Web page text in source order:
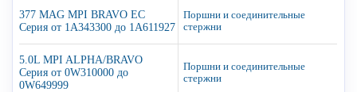
377 MAG MPI BRAVO EC
Серия от 1A343300 до 1A611927
Поршни и соединительные
стержни
5.0L MPI ALPHA/BRAVO
Серия от 0W310000 до
0W649999
Поршни и соединительные
стержни